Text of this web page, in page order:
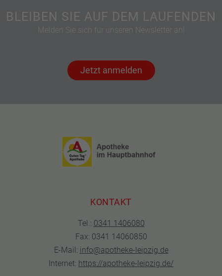
BLEIBEN SIE AUF DEM LAUFENDEN
Melden Sie sich für unseren Newsletter an!
Jetzt anmelden
KONTAKT
Tel.: 0341 1406080
Fax: 0341 14060850
E-Mail: info@apotheke-leipzig.de
Internet: https://apotheke-leipzig.de/